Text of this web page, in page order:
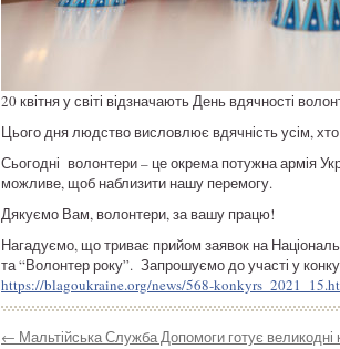
20 квітня у світі відзначають День вдячності
Цього дня людство висловлює вдячність усім,
Сьогодні волонтери – це окрема потужна армія
можливе, щоб наблизити нашу перемогу.
Дякуємо Вам, волонтери, за вашу працю!
Нагадуємо, що триває прийом заявок на
та “Волонтер року”. Запрошуємо до участі у
https://blagoukraine.org/news/568-
← Мальтійська Служба Допомоги готує